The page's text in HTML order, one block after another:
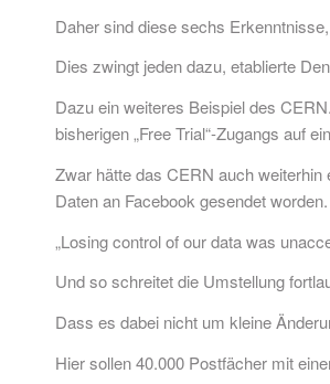
Daher sind diese sechs
Dies zwingt jeden dazu, etablierte
Dazu ein weiteres Beispiel des
bisherigen „Free Trial“-Zugangs auf
Zwar hätte das CERN auch
Daten an Facebook gesendet worden.
„Losing control of our data was
Und so schreitet die Umstellung
Dass es dabei nicht um kleine
Hier sollen 40.000 Postfächer mit